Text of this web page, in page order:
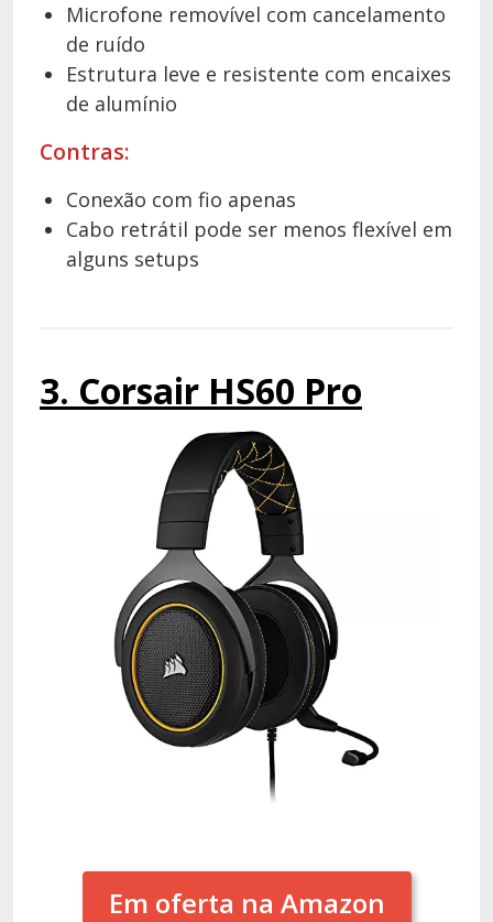
Microfone removível com cancelamento
de ruído
Estrutura leve e resistente com encaixes
de alumínio
Contras:
Conexão com fio apenas
Cabo retrátil pode ser menos flexível em
alguns setups
3. Corsair HS60 Pro
Em oferta na Amazon